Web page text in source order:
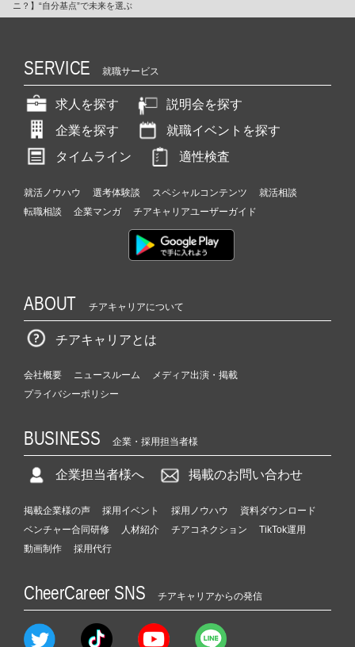
ニ？】“自分基点”で未来を選ぶ
SERVICE 就職サービス
求人を探す
説明会を探す
企業を探す
就職イベントを探す
タイムライン
適性検査
就活ノウハウ 選考体験談 スペシャルコンテンツ
就活相談
転職相談
企業マンガ チアキャリアユーザーガイド
ABOUT チアキャリアについて
チアキャリアとは
会社概要 ニュースルーム
メディア出演・掲載
プライバシーポリシー
BUSINESS 企業・採用担当者様
企業担当者様へ 掲載のお問い合わせ
掲載企業様の声 採用イベント 採用ノウハウ
資料ダウンロード
ベンチャー合同研修
人材紹介 チアコネクション
TikTok運用
動画制作
採用代行
CheerCareer SNS チアキャリアからの発信